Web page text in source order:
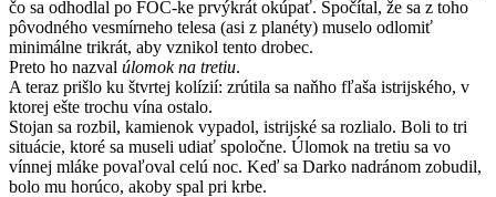
čo sa odhodlal po FOC-ke prvýkrát okúpať. Spočítal, že sa z toho
pôvodného vesmírneho telesa (asi z planéty) muselo odlomiť
minimálne trikrát, aby vznikol tento drobec.
Preto ho nazval úlomok na tretiu.
A teraz prišlo ku štvrtej kolízií: zrútila sa naňho fľaša istrijského, v
ktorej ešte trochu vína ostalo.
Stojan sa rozbil, kamienok vypadol, istrijské sa rozlialo. Boli to tri
situácie, ktoré sa museli udiať spoločne. Úlomok na tretiu sa vo
vínnej mláke povaľoval celú noc. Keď sa Darko nadránom zobudil,
bolo mu horúco, akoby spal pri krbe.